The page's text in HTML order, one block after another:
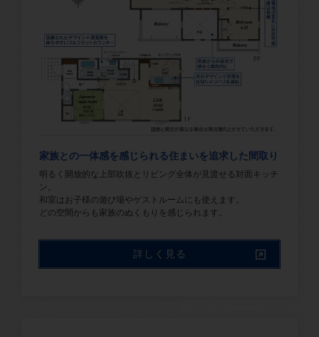
家族との一体感を感じられる住まいを追求した間取り
明るく開放的な上部吹抜とリビング全体が見渡せる対面キッチ
ン。
和室はお子様の遊び場やゲストルームにも使えます。
詳しく見る